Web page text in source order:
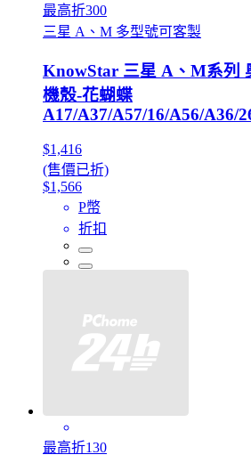
最高折300
三星 A、M 多型號可客製
KnowStar 三星 A、M系列
機殼-花蝴蝶
A17/A37/A57/16/A56/A36/
$1,416
(售價已折)
$1,566
P幣
折扣
最高折130